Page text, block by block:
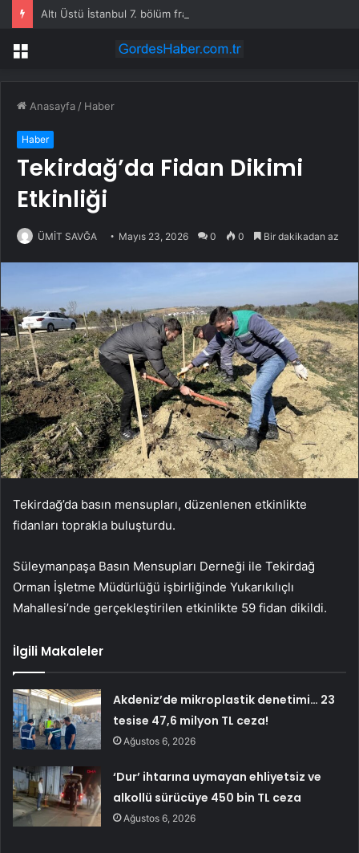
Altı Üstü İstanbul 7. bölüm fragmanı yayınlandı mı?
Menü
Anasayfa / Haber
Haber
Tekirdağ’da Fidan Dikimi
Etkinliği
ÜMİT SAVĞA Mayıs 23, 2026 0 0 Bir dakikadan az
Tekirdağ’da basın mensupları, düzenlenen etkinlikte
fidanları toprakla buluşturdu.
Süleymanpaşa Basın Mensupları Derneği ile Tekirdağ
Orman İşletme Müdürlüğü işbirliğinde Yukarıkılıçlı
Mahallesi’nde gerçekleştirilen etkinlikte 59 fidan dikildi.
İlgili Makaleler
Akdeniz’de mikroplastik denetimi… 23
tesise 47,6 milyon TL ceza!
Ağustos 6, 2026
‘Dur’ ihtarına uymayan ehliyetsiz ve
alkollü sürücüye 450 bin TL ceza
Ağustos 6, 2026